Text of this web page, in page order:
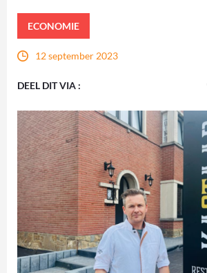
ECONOMIE
12 september 2023
DEEL DIT VIA :